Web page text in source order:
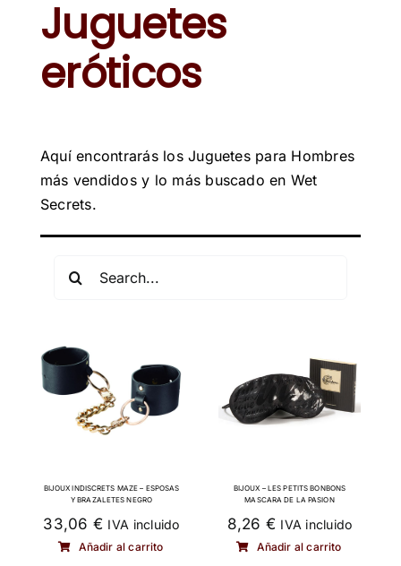
MODA & LENCERÍA
JUGUETES
POLÍTICA DE PRIVACIDAD
Juguetes
eróticos
Aquí encontrarás los Juguetes para Hombres
más vendidos y lo más buscado en Wet
Secrets.
BIJOUX INDISCRETS MAZE – ESPOSAS
Y BRAZALETES NEGRO
33,06 € IVA incluido
Añadir al carrito
BIJOUX – LES PETITS BONBONS
MASCARA DE LA PASION
8,26 € IVA incluido
Añadir al carrito